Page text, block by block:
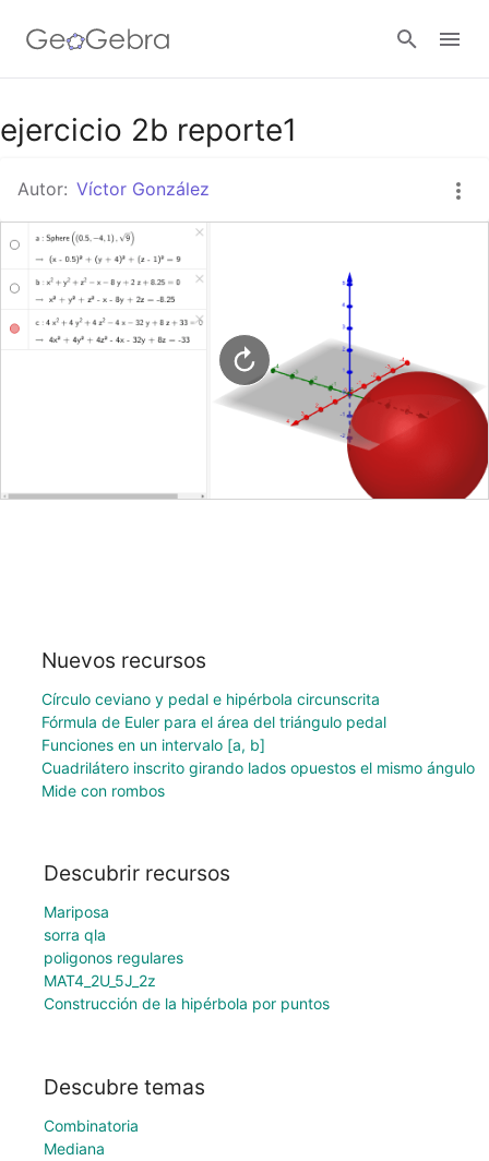
Google Classroom
GeoGebra Classroom
Abrir sesión
ejercicio 2b reporte1
Autor: Víctor González
Nuevos recursos
Círculo ceviano y pedal e hipérbola circunscrita
Fórmula de Euler para el área del triángulo pedal
Funciones en un intervalo [a, b]
Cuadrilátero inscrito girando lados opuestos el mismo ángulo
Mide con rombos
Descubrir recursos
Mariposa
sorra qla
poligonos regulares
MAT4_2U_5J_2z
Construcción de la hipérbola por puntos
Descubre temas
Combinatoria
Mediana